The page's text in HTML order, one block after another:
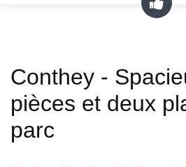
Conthey -
pièces et deux
parc